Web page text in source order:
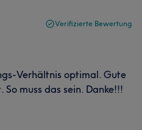
Verifizierte Bewertung
Verhältnis optimal. Gute
muss das sein. Danke!!!